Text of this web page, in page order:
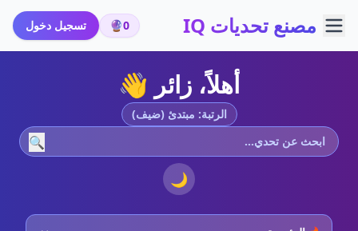
مصنع تحديات IQ 0
🔮 تسجيل دخول
أهلاً، زائر 👋
الرتبة: مبتدئ (ضيف)
🔍
🌙